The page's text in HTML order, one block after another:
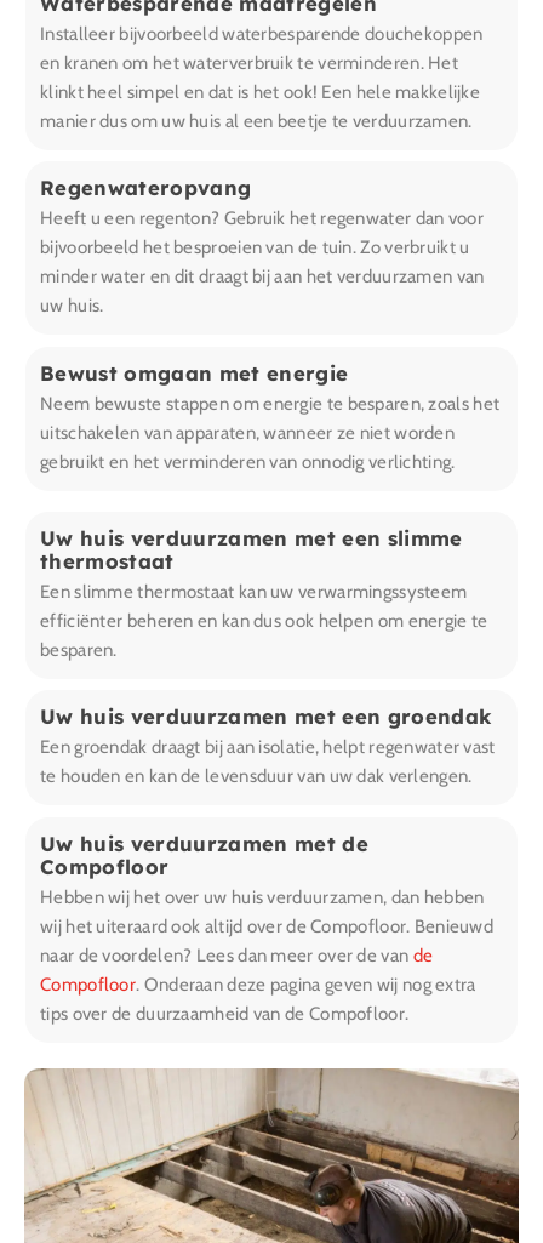
Installeer bijvoorbeeld waterbesparende douchekoppen
en kranen om het waterverbruik te verminderen. Het
klinkt heel simpel en dat is het ook! Een hele makkelijke
manier dus om uw huis al een beetje te verduurzamen.
Regenwateropvang
Heeft u een regenton? Gebruik het regenwater dan voor
bijvoorbeeld het besproeien van de tuin. Zo verbruikt u
minder water en dit draagt bij aan het verduurzamen van
uw huis.
Bewust omgaan met energie
Neem bewuste stappen om energie te besparen, zoals het
uitschakelen van apparaten, wanneer ze niet worden
gebruikt en het verminderen van onnodig verlichting.
Uw huis verduurzamen met een slimme
thermostaat
Een slimme thermostaat kan uw verwarmingssysteem
efficiënter beheren en kan dus ook helpen om energie te
besparen.
Uw huis verduurzamen met een groendak
Een groendak draagt bij aan isolatie, helpt regenwater vast
te houden en kan de levensduur van uw dak verlengen.
Uw huis verduurzamen met de
Compofloor
Hebben wij het over uw huis verduurzamen, dan hebben
wij het uiteraard ook altijd over de Compofloor. Benieuwd
naar de voordelen? Lees dan meer over de van de
Compofloor. Onderaan deze pagina geven wij nog extra
tips over de duurzaamheid van de Compofloor.